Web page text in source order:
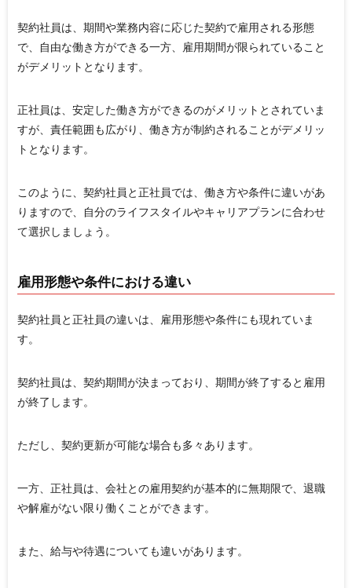
契約社員は、期間や業務内容に応じた契約で雇用される形態
で、自由な働き方ができる一方、雇用期間が限られていること
がデメリットとなります。
正社員は、安定した働き方ができるのがメリットとされていま
すが、責任範囲も広がり、働き方が制約されることがデメリッ
トとなります。
このように、契約社員と正社員では、働き方や条件に違いがあ
りますので、自分のライフスタイルやキャリアプランに合わせ
て選択しましょう。
雇用形態や条件における違い
契約社員と正社員の違いは、雇用形態や条件にも現れていま
す。
契約社員は、契約期間が決まっており、期間が終了すると雇用
が終了します。
ただし、契約更新が可能な場合も多々あります。
一方、正社員は、会社との雇用契約が基本的に無期限で、退職
や解雇がない限り働くことができます。
また、給与や待遇についても違いがあります。